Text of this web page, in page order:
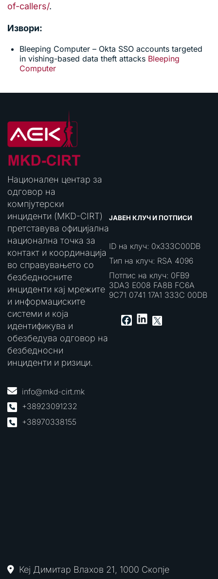
of-callers/.
Извори:
Bleeping Computer – Okta SSO accounts targeted
in vishing-based data theft attacks Bleeping
Computer
Национален центар за
одговор на
компјутерски
инциденти (MKD-CIRT)
претставува официјална
национална точка за
контакт и координација
во справувањето со
безбедносните
инциденти кај мрежите
и информациските
системи и која
идентификува и
обезбедува одговор на
безбедносни
инциденти и ризици.
info@mkd-cirt.mk
+38923091232
+38970338155
ЈАВЕН КЛУЧ И ПОТПИСИ
ID на клуч: 0x333C00DB
Тип на клуч: RSA 4096
Потпис на клуч: 0FB9
3DA3 E008 FA8B FC6A
9C71 0741 17A1 333C 00DB
Facebook
LinkedIn
X
Кеј Димитар Влахов 21, 1000 Скопје